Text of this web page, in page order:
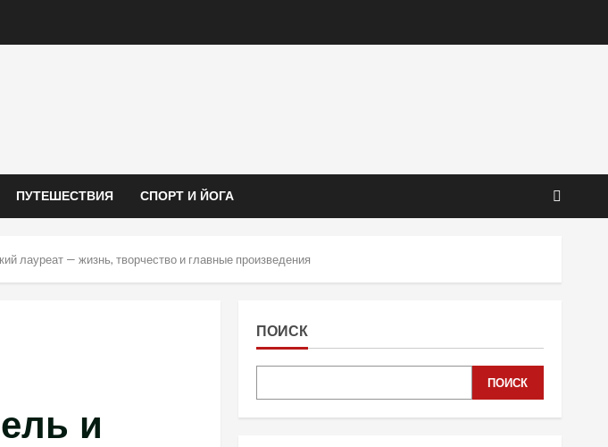
ПУТЕШЕСТВИЯ СПОРТ И ЙОГА
лауреат — жизнь, творчество и главные произведения
и
ПОИСК
ПОИСК